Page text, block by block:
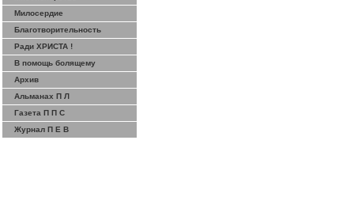
Милосердие
Благотворительность
Ради ХРИСТА !
В помощь болящему
Архив
Альманах П Л
Газета П П С
Журнал П Е В